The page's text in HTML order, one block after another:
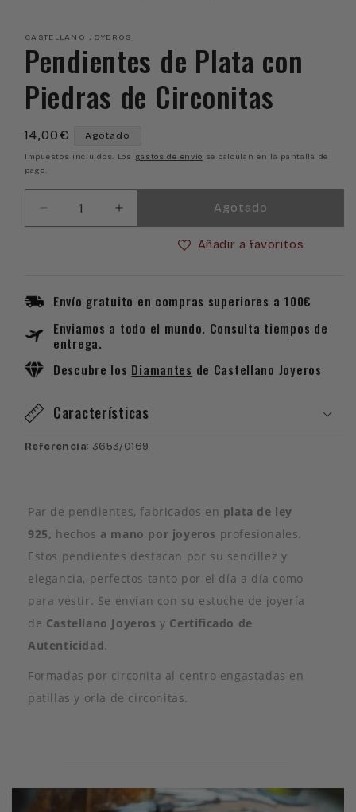
ventana
modal
CASTELLANO JOYEROS
Pendientes de Plata con
Piedras de Circonitas
Precio
habitual
14,00€ Agotado
Impuestos incluidos. Los gastos de envío se calculan en la pantalla de
pago.
Reducir
cantidad
Plata
Piedras
de
Circonitas
Aumentar
cantidad
Plata
Piedras
Circonitas
Agotado
Añadir a favoritos
Envío gratuito en compras superiores a 100€
Enviamos a todo el mundo. Consulta tiempos de
entrega.
Descubre los Diamantes de Castellano Joyeros
Características
Referencia: 3653/0169
Par de pendientes, fabricados en plata de ley
925, hechos a mano por joyeros profesionales.
Estos pendientes destacan por su sencillez y
elegancia, perfectos tanto por el día a día como
para vestir. Se envían con su estuche de joyería
de Castellano Joyeros y Certificado de
Autenticidad.
Formadas por circonita al centro engastadas en
patillas y orla de circonitas.